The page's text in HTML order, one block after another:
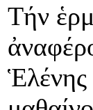
Τήν
Ἑλένης